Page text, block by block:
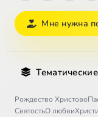
Мне нужна
Рождество Христово
СвятостьО любви